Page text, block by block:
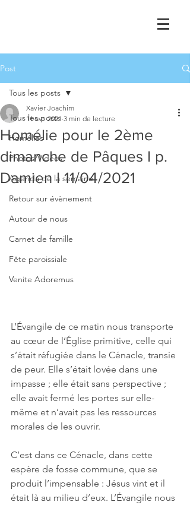
Post
Tous les posts
Homélies
Photos/Vidéos
Agenda de la semaine
Retour sur évènement
Autour de nous
Carnet de famille
Fête paroissiale
Venite Adoremus
Tous les posts
Homélie pour le 2ème
dimanche de Pâques I p.
Damien I 11/04/2021
Xavier Joachim
11 avr. 2021 3 min de lecture
L’Évangile de ce matin nous transporte
au cœur de l’Église primitive, celle qui
s’était réfugiée dans le Cénacle, transie
de peur. Elle s’était lovée dans une
impasse ; elle était sans perspective ;
elle avait fermé les portes sur elle-
même et n’avait pas les ressources
morales de les ouvrir.
C’est dans ce Cénacle, dans cette
espère de fosse commune, que se
produit l’impensable : Jésus vint et il
était là au milieu d’eux. L’Évangile nous